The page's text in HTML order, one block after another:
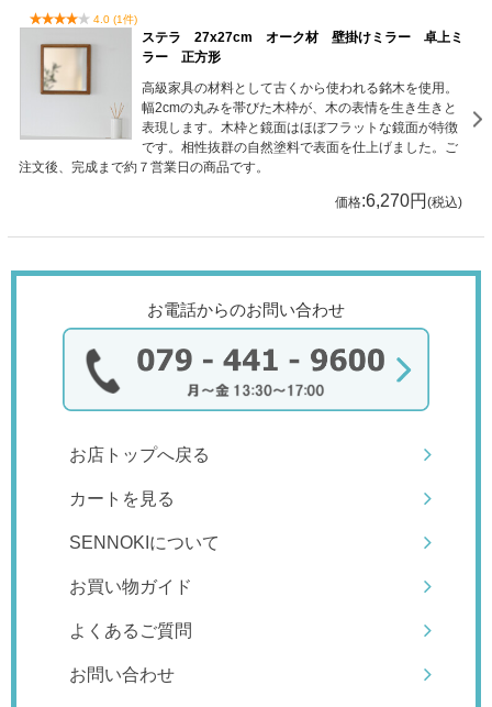
4.0 (1件)
ステラ 27x27cm オーク材 壁掛けミラー 卓上ミ
ラー 正方形
高級家具の材料として古くから使われる銘木を使用。
幅2cmの丸みを帯びた木枠が、木の表情を生き生きと
表現します。木枠と鏡面はほぼフラットな鏡面が特徴
です。相性抜群の自然塗料で表面を仕上げました。ご
注文後、完成まで約７営業日の商品です。
価格:6,270円 (税込)
お電話からのお問い合わせ
お店トップへ戻る
カートを見る
SENNOKIについて
お買い物ガイド
よくあるご質問
お問い合わせ